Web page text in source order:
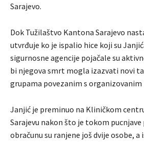
Sarajevo.
Dok Tužilaštvo Kantona Sarajevo
utvrđuje ko je ispalio hice koji su
sigurnosne agencije pojačale su
bi njegova smrt mogla izazvati novi
grupama povezanim s
Janjić je preminuo na Kliničkom
Sarajevu nakon što je tokom pucnjave
obračunu su ranjene još dvije osobe, a